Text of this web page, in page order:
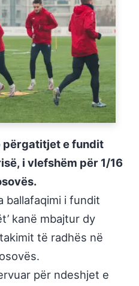
përgatitjet e fundit
i vlefshëm për 1/16
ballafaqimi i fundit
kanë mbajtur dy
të radhës në
për ndeshjet e